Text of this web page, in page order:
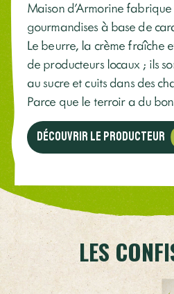
Maison d'Armorine fabrique
gourmandises à base de
Le beurre, la crème fraîche
de producteurs locaux ; ils
au sucre et cuits dans des
Parce que le terroir a du
Découvrir le producteur
LES